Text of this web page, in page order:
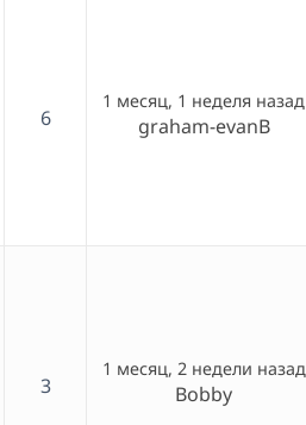
6
1 месяц, 1 неделя назад
graham-evanB
3
1 месяц, 2 недели назад
Bobby